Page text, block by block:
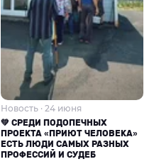
Новость · 24 июня
💚 СРЕДИ ПОДОПЕЧНЫХ
ПРОЕКТА «ПРИЮТ ЧЕЛОВЕКА»
ЕСТЬ ЛЮДИ САМЫХ РАЗНЫХ
ПРОФЕССИЙ И СУДЕБ